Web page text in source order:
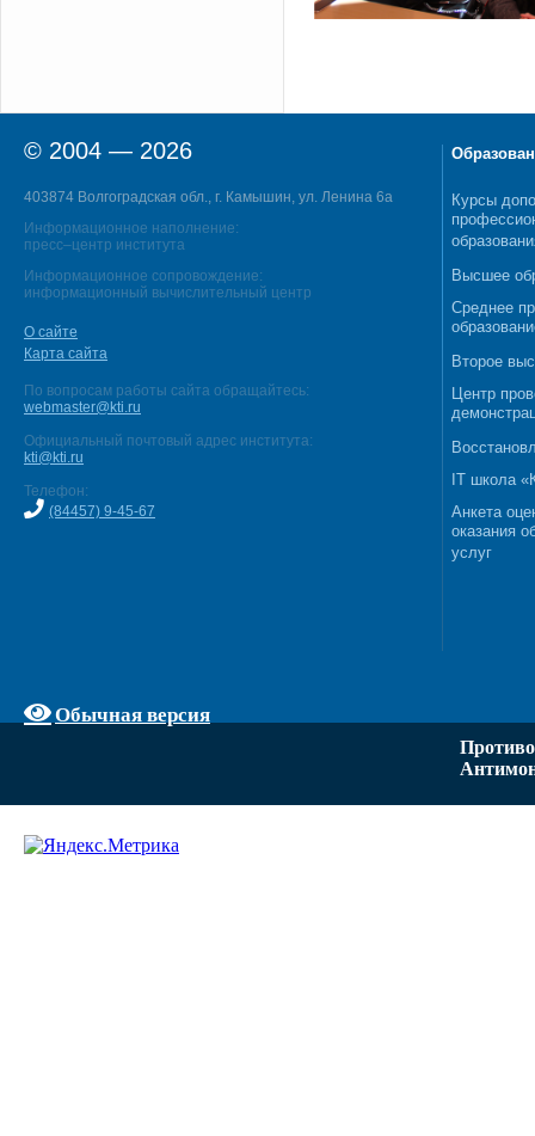
© 2004 — 2026
403874 Волгоградская обл., г. Камышин, ул. Ленина 6а
Информационное наполнение:
пресс–центр института
Информационное сопровождение:
информационный вычислительный центр
О сайте
Карта сайта
По вопросам работы сайта обращайтесь:
webmaster@kti.ru
Официальный почтовый адрес института:
kti@kti.ru
Телефон:
(84457) 9-45-67
Обычная версия
Курсы
Высшее
Среднее
Второе
Центр
IT школа
Анкета
оказания
услуг